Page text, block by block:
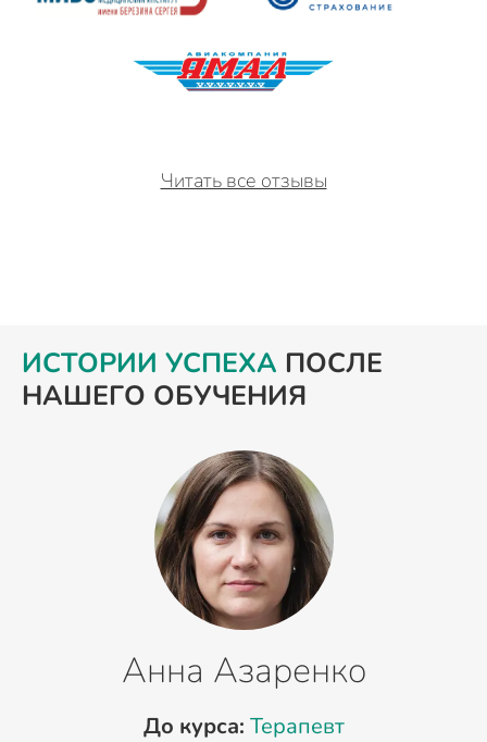
Читать все отзывы
ИСТОРИИ УСПЕХА ПОСЛЕ
НАШЕГО ОБУЧЕНИЯ
Анна Азаренко
До курса: Терапевт